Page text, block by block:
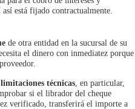
está fijado contractualmente.
de otra entidad en la sucursal de su
el dinero con inmediatez porque
limitaciones técnicas, en particular,
si el librador del cheque
verificado, transferirá el importe a